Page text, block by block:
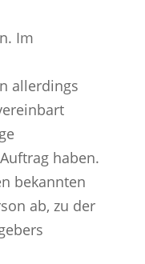
Im
allerdings
haben.
bekannten
ab, zu der